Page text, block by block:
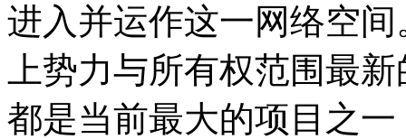
进入并运作这一网络空
上势力与所有权范围最
都是当前最大的项目之